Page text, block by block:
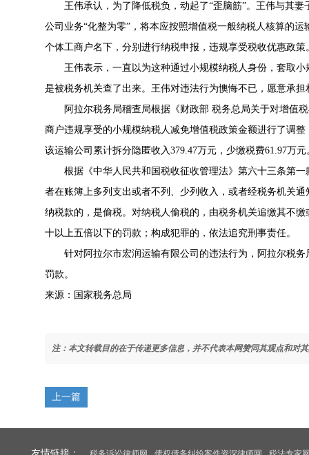
王伟承认，为了降低税负，动起了“歪脑筋”。王伟与其
公司业务“化整为零”，将本应按照增值税一般纳税人核算的
个体工商户名下，分别进行纳税申报，违规享受税收优惠政策
王伟表示，一直以为这种通过小规模纳税人身份，套取
是被税务机关查了出来。王伟对违法行为懊悔不已，愿意承
阿拉尔税务局稽查局根据《财政部 税务总局关于对增值
商户违规享受的小规模纳税人减免增值税政策金额进行了调
该运输公司累计拆分隐匿收入379.47万元，少缴税费61.97万元
根据《中华人民共和国税收征收管理法》第六十三条第
者在账簿上多列支出或者不列、少列收入，或者经税务机关
纳税款的，是偷税。对纳税人偷税的，由税务机关追缴其不
十以上五倍以下的罚款；构成犯罪的，依法追究刑事责任。
针对阿拉尔市宏润运输有限公司的违法行为，阿拉尔税
罚款。
来源：国家税务总局
注：本文转载目的在于传递更多信息，并不代表本网赞同其观点和对
上一篇